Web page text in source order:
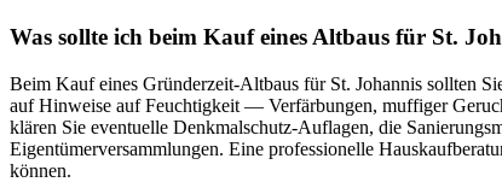
Was sollte ich beim Kauf eines Altbaus für St.
Beim Kauf eines Gründerzeit-Altbaus für St. Johannis sollten
auf Hinweise auf Feuchtigkeit — Verfärbungen, muffiger
klären Sie eventuelle Denkmalschutz-Auflagen, die
Eigentümerversammlungen. Eine professionelle
können.